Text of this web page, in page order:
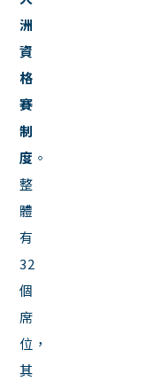
洲
資
格
賽
制
度 。
整
體
有
32
個
席
位，
其